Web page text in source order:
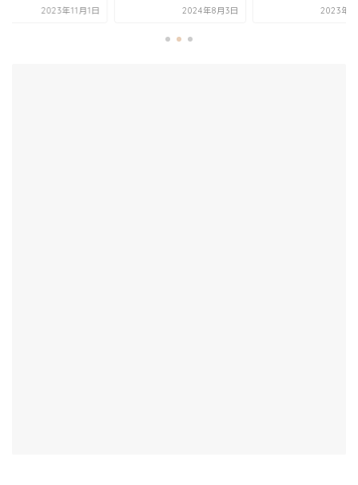
2024年8月3日 2023年8月8日 2023年11